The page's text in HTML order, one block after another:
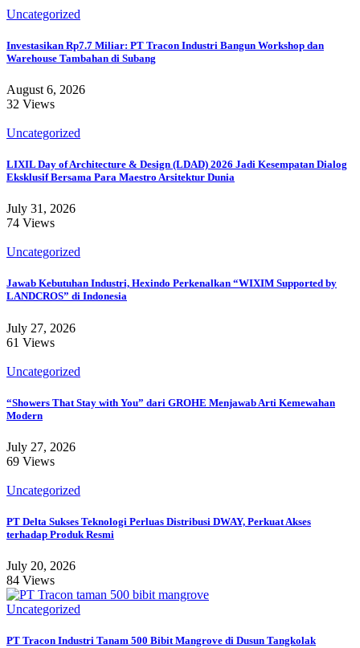
Uncategorized
Investasikan Rp7.7 Miliar: PT Tracon Industri Bangun Workshop dan
Warehouse Tambahan di Subang
August 6, 2026
32 Views
Uncategorized
LIXIL Day of Architecture & Design (LDAD) 2026 Jadi Kesempatan Dialog
Eksklusif Bersama Para Maestro Arsitektur Dunia
July 31, 2026
74 Views
Uncategorized
Jawab Kebutuhan Industri, Hexindo Perkenalkan “WIXIM Supported by
LANDCROS” di Indonesia
July 27, 2026
61 Views
Uncategorized
“Showers That Stay with You” dari GROHE Menjawab Arti Kemewahan
Modern
July 27, 2026
69 Views
Uncategorized
PT Delta Sukses Teknologi Perluas Distribusi DWAY, Perkuat Akses
terhadap Produk Resmi
July 20, 2026
84 Views
Uncategorized
PT Tracon Industri Tanam 500 Bibit Mangrove di Dusun Tangkolak